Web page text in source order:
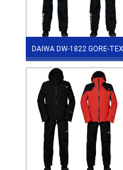
DAIWA DW-1822 GORE-TEX